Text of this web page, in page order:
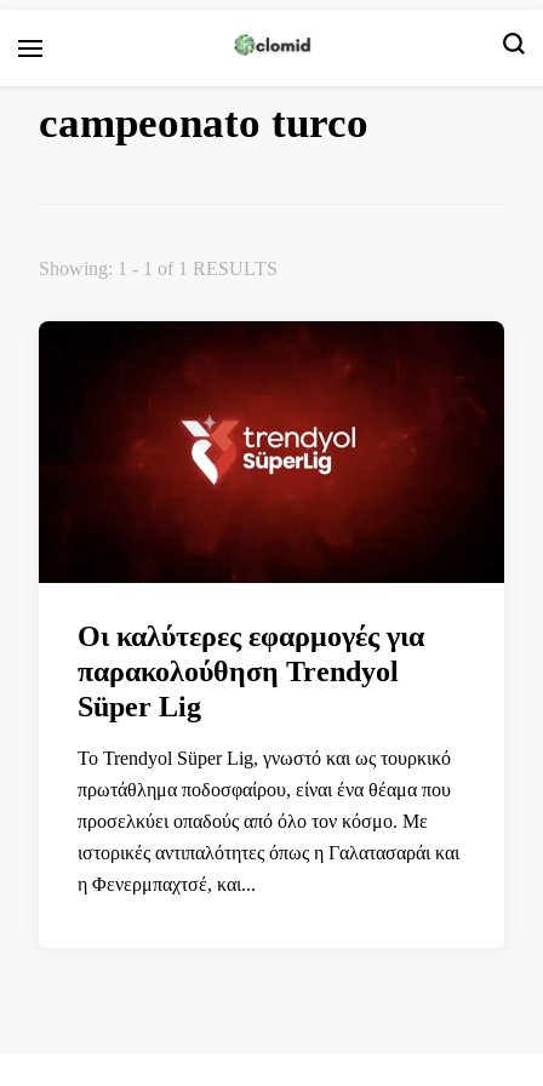
campeonato turco
Showing: 1 - 1 of 1 RESULTS
Οι καλύτερες εφαρμογές για
παρακολούθηση Trendyol
Süper Lig
Το Trendyol Süper Lig, γνωστό και ως τουρκικό
πρωτάθλημα ποδοσφαίρου, είναι ένα θέαμα που
προσελκύει οπαδούς από όλο τον κόσμο. Με
ιστορικές αντιπαλότητες όπως η Γαλατασαράι και
η Φενερμπαχτσέ, και...